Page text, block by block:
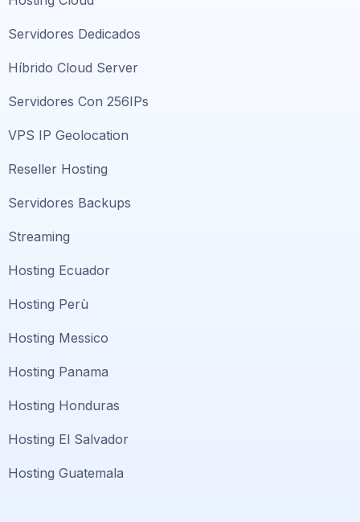
Servidores Dedicados
Híbrido Cloud Server
Servidores Con 256IPs
VPS IP Geolocation
Reseller Hosting
Servidores Backups
Streaming
Hosting Ecuador
Hosting Perù
Hosting Messico
Hosting Panama
Hosting Honduras
Hosting El Salvador
Hosting Guatemala